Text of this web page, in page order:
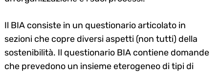
Il BIA consiste in un questionario articolato in
sezioni che copre diversi aspetti (non tutti) della
sostenibilità. Il questionario BIA contiene domande
che prevedono un insieme eterogeneo di tipi di